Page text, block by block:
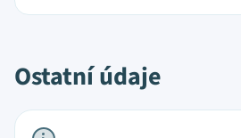
Ostatní údaje